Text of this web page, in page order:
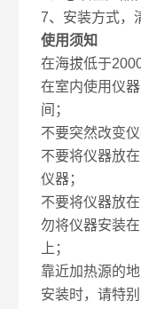
7、安装方式，
使用须知
在海拔低于
在室内使用仪
间；
不要突然改变
不要将仪器放
仪器；
不要将仪器放在
勿将仪器安装
上；
靠近加热源的地
安装时，请特